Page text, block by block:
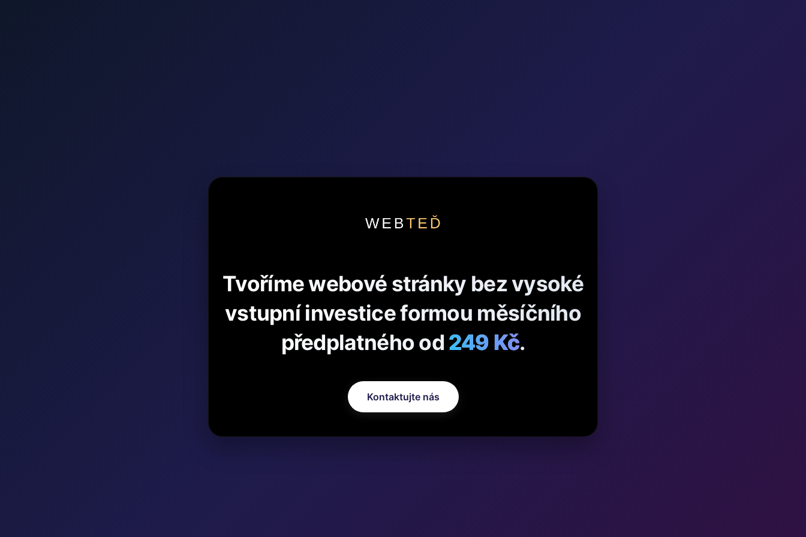
Tvoříme webové stránky bez vysoké
vstupní investice formou měsíčního
předplatného od249 Kč.
Kontaktujte nás